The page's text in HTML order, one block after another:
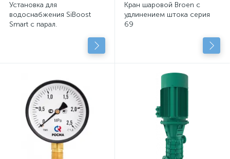
Установка для
водоснабжения SiBoost
Smart с парал.
центробежными насосами
Кран шаровой Broen с
удлинением штока серия
69